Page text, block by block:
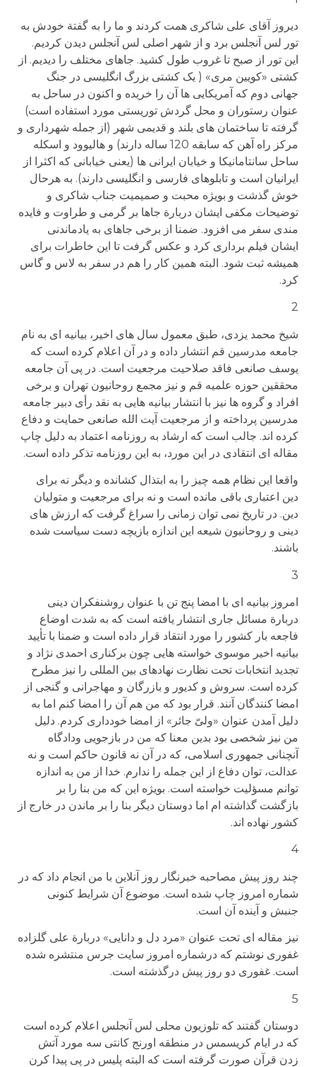
دیروز آقای علی شاکری همت کردند و ما را به گفتة خودش به
تور لس آنجلس برد و از شهر اصلی لس آنجلس دیدن کردیم.
این تور از صبح تا غروب طول کشید. جاهای مختلف را دیدیم. از
کشتی «کویین مری» ( یک کشتی بزرگ انگلیسی در جنگ
جهانی دوم که آمریکایی ها آن را خریده و اکنون در ساحل به
عنوان رستوران و محل گردش توریستی مورد استفاده است)
گرفته تا ساختمان های بلند و قدیمی شهر (از جمله شهرداری و
مرکز راه آهن که سابقه 120 ساله دارند) و هالیوود و اسکله
ساحل سانتامانیکا و خیابان ایرانی ها (یعنی خیابانی که اکثرا از
ایرانیان است و تابلوهای فارسی و انگلیسی دارند). به هرحال
خوش گذشت و بویژه محبت و صمیمیت جناب شاکری و
توضیحات مکفی ایشان دربارة جاها بر گرمی و طراوت و فایده
مندی سفر می افزود. ضمنا از برخی جاهای به یادماندنی
ایشان فیلم برداری کرد و عکس گرفت تا این خاطرات برای
همیشه ثبت شود. البته همین کار را هم در سفر به لاس و گاس
کرد.
2
شیخ محمد یزدی، طبق معمول سال های اخیر، بیانیه ای به نام
جامعه مدرسین قم انتشار داده و در آن اعلام کرده است که
یوسف صانعی فاقد صلاحیت مرجعیت است. در پی آن جامعه
محققین حوزه علمیه قم و نیز مجمع روحانیون تهران و برخی
افراد و گروه ها نیز با انتشار بیانیه هایی به نقد رأی دبیر جامعه
مدرسین پرداخته و از مرجعیت آیت الله صانعی حمایت و دفاع
کرده اند. جالب است که ارشاد به روزنامه اعتماد به دلیل چاپ
مقاله ای انتقادی در این مورد، به این روزنامه تذکر داده است.
واقعا این نظام همه چیز را به ابتذال کشانده و دیگر نه برای
دین اعتباری باقی مانده است و نه برای مرجعیت و متولیان
دین. در تاریخ نمی توان زمانی را سراغ گرفت که ارزش های
دینی و روحانیون شیعه این اندازه بازیچه دست سیاست شده
باشند.
3
امروز بیانیه ای با امضا پنج تن با عنوان روشنفکران دینی
دربارة مسائل جاری انتشار یافته است که به شدت اوضاع
فاجعه بار کشور را مورد انتقاد قرار داده است و ضمنا با تأیید
بیانیه اخیر موسوی خواسته هایی چون برکناری احمدی نژاد و
تجدید انتخابات تحت نظارت نهادهای بین المللی را نیز مطرح
کرده است. سروش و کدیور و بازرگان و مهاجرانی و گنجی از
امضا کنندگان آنند. قرار بود که من هم آن را امضا کنم اما به
دلیل آمدن عنوان «ولیّ جائر» از امضا خودداری کردم. دلیل
من نیز شخصی بود بدین معنا که من در بازجویی ودادگاه
آنچنانی جمهوری اسلامی، که در آن نه قانون حاکم است و نه
عدالت، توان دفاع از این جمله را ندارم. خدا از من به اندازه
توانم مسؤلیت خواسته است. بویژه این که من بنا را بر
بازگشت گذاشته ام اما دوستان دیگر بنا را بر ماندن در خارج از
کشور نهاده اند.
4
چند روز پیش مصاحبه خبرنگار روز آنلاین با من انجام داد که در
شماره امروز چاپ شده است. موضوع آن شرایط کنونی
جنبش و آینده آن است.
نیز مقاله ای تحت عنوان «مرد دل و دانایی» دربارة علی گلزاده
غفوری نوشتم که درشماره امروز سایت جرس منتشره شده
است. غفوری دو روز پیش درگذشته است.
5
دوستان گفتند که تلوزیون محلی لس آنجلس اعلام کرده است
که در ایام کریسمس در منطقه اورنج کانتی سه مورد آتش
زدن قرآن صورت گرفته است که البته پلیس در پی پیدا کرن